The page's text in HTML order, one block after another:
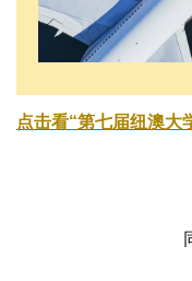
点击看“第七届纽澳大